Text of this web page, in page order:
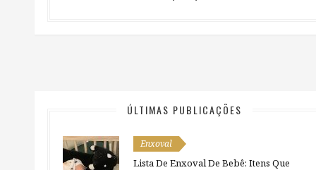
ÚLTIMAS PUBLICAÇÕES
Enxoval
Lista De Enxoval De Bebê: Itens Que